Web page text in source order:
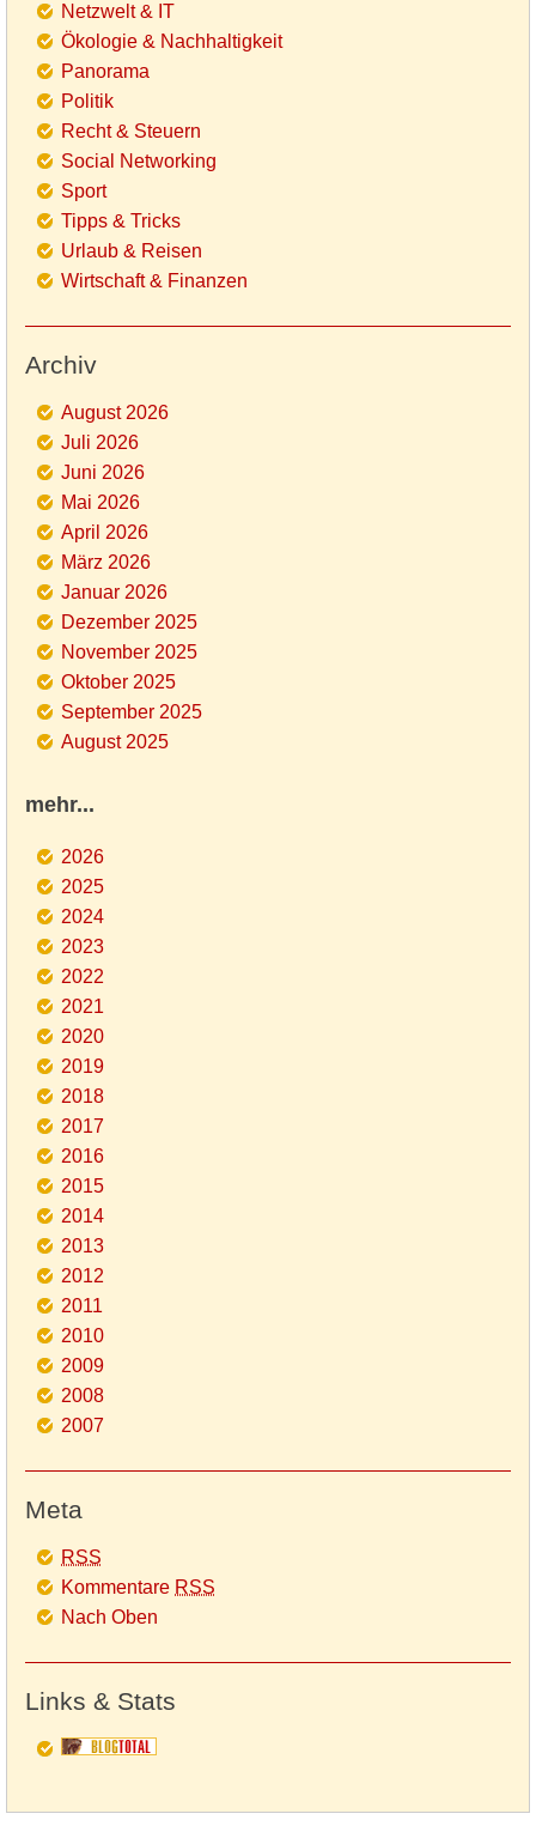
Netzwelt & IT
Ökologie & Nachhaltigkeit
Panorama
Politik
Recht & Steuern
Social Networking
Sport
Tipps & Tricks
Urlaub & Reisen
Wirtschaft & Finanzen
Archiv
August 2026
Juli 2026
Juni 2026
Mai 2026
April 2026
März 2026
Januar 2026
Dezember 2025
November 2025
Oktober 2025
September 2025
August 2025
mehr...
2026
2025
2024
2023
2022
2021
2020
2019
2018
2017
2016
2015
2014
2013
2012
2011
2010
2009
2008
2007
Meta
RSS
Kommentare RSS
Nach Oben
Links & Stats